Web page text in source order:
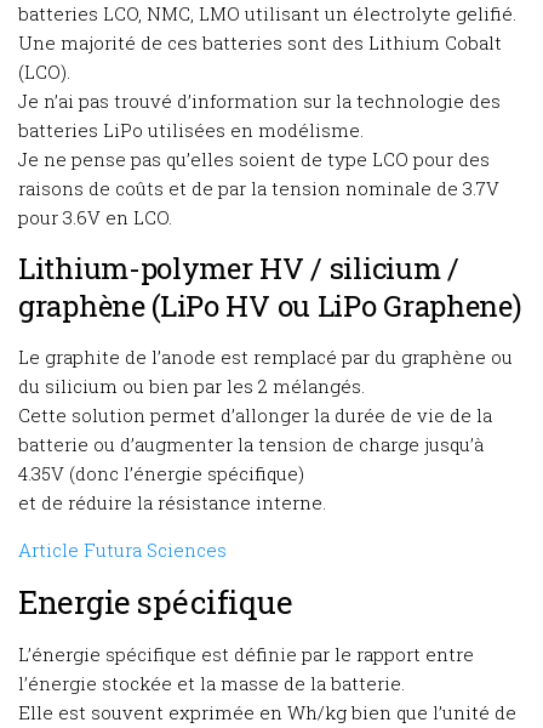
batteries LCO, NMC, LMO utilisant un électrolyte gelifié.
Une majorité de ces batteries sont des Lithium Cobalt
(LCO).
Je n’ai pas trouvé d’information sur la technologie des
batteries LiPo utilisées en modélisme.
Je ne pense pas qu’elles soient de type LCO pour des
raisons de coûts et de par la tension nominale de 3.7V
pour 3.6V en LCO.
Lithium-polymer HV / silicium /
graphène (LiPo HV ou LiPo Graphene)
Le graphite de l’anode est remplacé par du graphène ou
du silicium ou bien par les 2 mélangés.
Cette solution permet d’allonger la durée de vie de la
batterie ou d’augmenter la tension de charge jusqu’à
4.35V (donc l’énergie spécifique)
et de réduire la résistance interne.
Article Futura Sciences
Energie spécifique
L’énergie spécifique est définie par le rapport entre
l’énergie stockée et la masse de la batterie.
Elle est souvent exprimée en Wh/kg bien que l’unité de